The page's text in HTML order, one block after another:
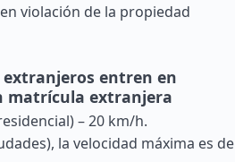
violación de la propiedad
entren en
matrícula extranjera
– 20 km/h.
la velocidad máxima es de